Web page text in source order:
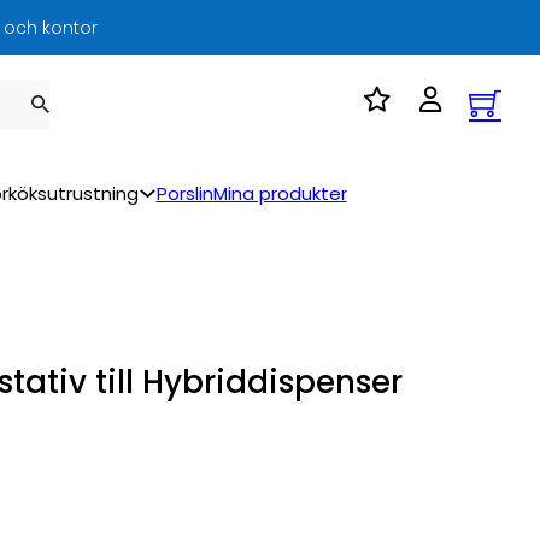
och kontor
PorslinMina produkter
till Hybriddispenser